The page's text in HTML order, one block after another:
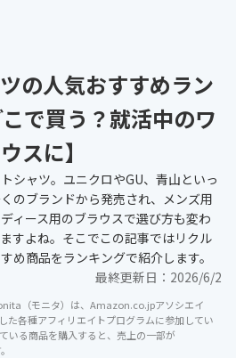
の人気おすすめラン
で買う？就活中のワ
スに】
シャツ。ユニクロやGU、青山といっ
のブランドから発売され、メンズ用
ィース用のブラウスで選び方も変わ
すよね。そこでこの記事ではリクル
め商品をランキングで紹介します。
最終更新日： 2026/6/2
（モニタ）は、Amazon.co.jpアソシエイ
た各種アフィリエイトプログラムに参加してい
いる商品を購入すると、売上の一部が